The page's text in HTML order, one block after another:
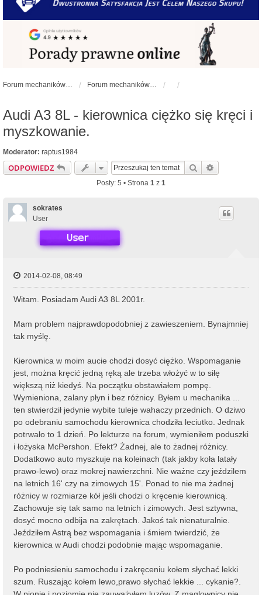
Forum mechaników samochodowych - forum-mechaniczne.pl Forum mechaników samochodowych
Audi A3 8L - kierownica ciężko się kręci i
myszkowanie.
Moderator: raptus1984
ODPOWIEDZ Szukaj
Posty: 5 • Strona 1 z 1
sokrates
User
2014-02-08, 08:49
Witam. Posiadam Audi A3 8L 2001r.
Mam problem najprawdopodobniej z zawieszeniem. Bynajmniej
tak myślę.
Kierownica w moim aucie chodzi dosyć ciężko. Wspomaganie
jest, można kręcić jedną ręką ale trzeba włożyć w to siłę
większą niż kiedyś. Na początku obstawiałem pompę.
Wymieniona, zalany płyn i bez różnicy. Byłem u mechanika ...
ten stwierdził jedynie wybite tuleje wahaczy przednich. O dziwo
po odebraniu samochodu kierownica chodziła leciutko. Jednak
potrwało to 1 dzień. Po lekturze na forum, wymieniłem poduszki
i łożyska McPershon. Efekt? Żadnej, ale to żadnej różnicy.
Dodatkowo auto myszkuje na koleinach (tak jakby koła latały
prawo-lewo) oraz mokrej nawierzchni. Nie ważne czy jeździlem
na letnich 16' czy na zimowych 15'. Ponad to nie ma żadnej
różnicy w rozmiarze kół jeśli chodzi o kręcenie kierownicą.
Zachowuje się tak samo na letnich i zimowych. Jest sztywna,
dosyć mocno odbija na zakrętach. Jakoś tak nienaturalnie.
Jeździłem Astrą bez wspomagania i śmiem twierdzić, że
kierownica w Audi chodzi podobnie mając wspomaganie.
Po podniesieniu samochodu i zakręceniu kołem słychać lekki
szum. Ruszając kołem lewo,prawo słychać lekkie ... cykanie?.